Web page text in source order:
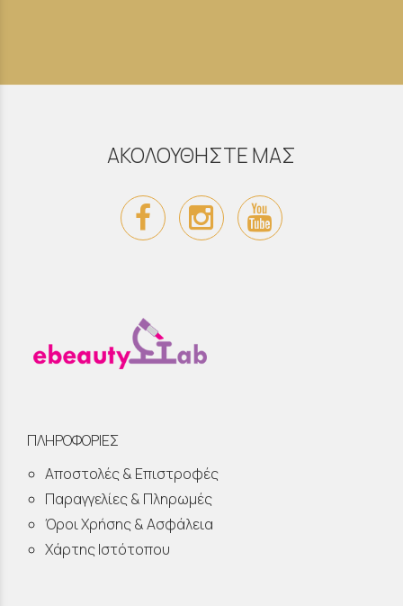
ΑΚΟΛΟΥΘΗΣΤΕ ΜΑΣ
ΠΛΗΡΟΦΟΡΙΕΣ
Αποστολές & Επιστροφές
Παραγγελίες & Πληρωμές
Όροι Χρήσης & Ασφάλεια
Χάρτης Ιστότοπου